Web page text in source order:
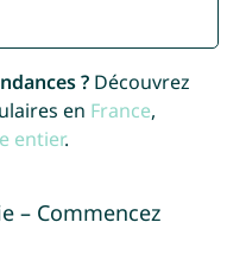
?Découvrez
en France,
entier.
– Commencez